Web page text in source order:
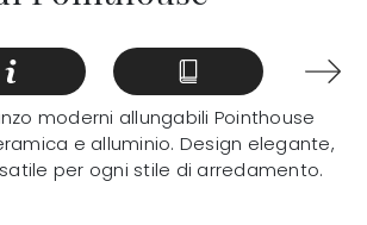
moderni allungabili Pointhouse
e alluminio. Design elegante,
per ogni stile di arredamento.